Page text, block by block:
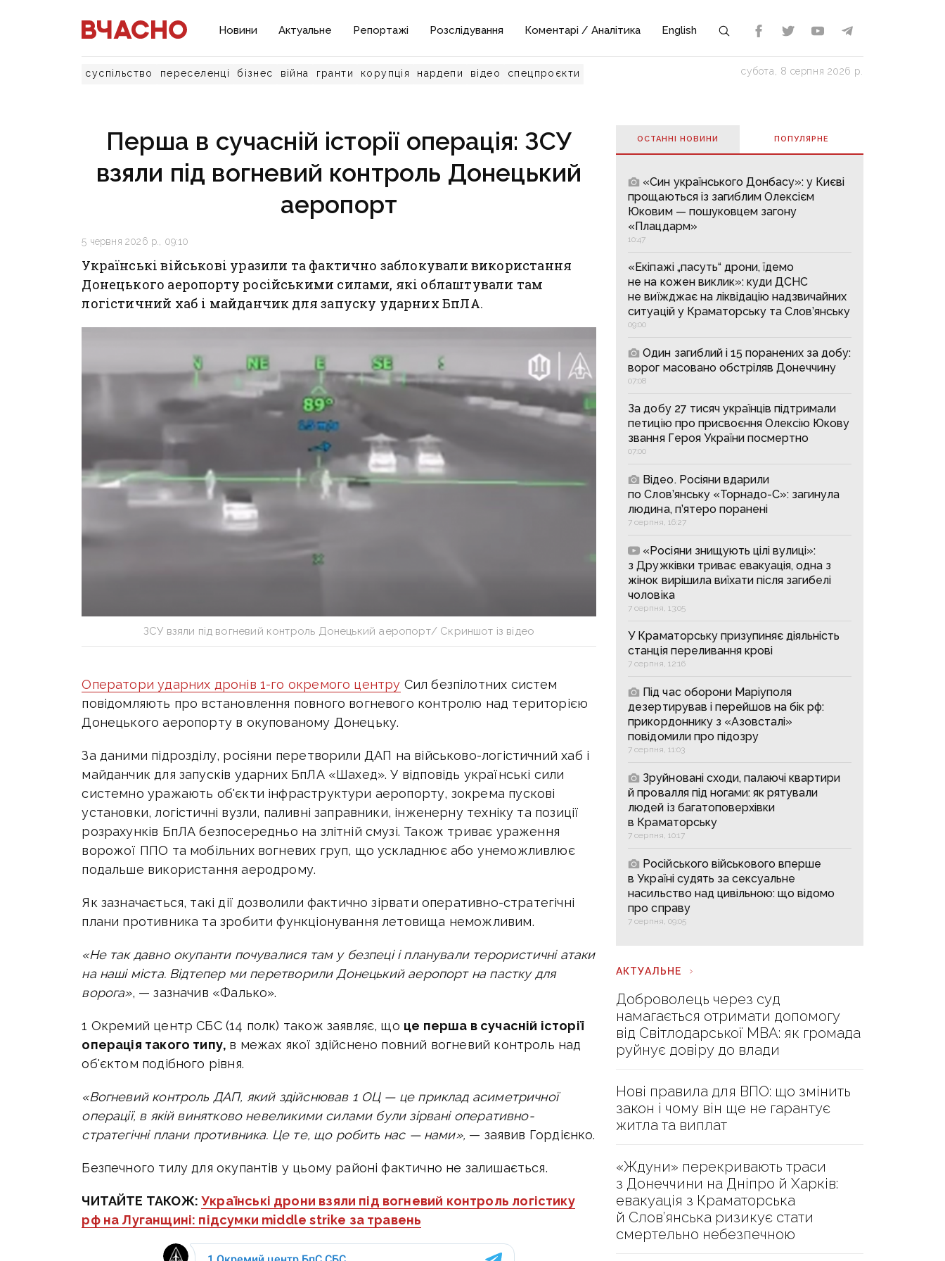
Новини Актуальне Репортажі Розслідування Коментарі / Аналітика English
суспільство переселенці бізнес війна гранти корупція нардепи відео спецпроєкти субота, 8 серпня 2026 р.
Перша в сучасній історії операція: ЗСУ
взяли під вогневий контроль Донецький
аеропорт
5 червня 2026 р., 09:10
Українські військові уразили та фактично заблокували використання
Донецького аеропорту російськими силами, які облаштували там
логістичний хаб і майданчик для запуску ударних БпЛА.
ЗСУ взяли під вогневий контроль Донецький аеропорт/ Скриншот із відео
Оператори ударних дронів 1-го окремого центру Сил безпілотних систем
повідомляють про встановлення повного вогневого контролю над територією
Донецького аеропорту в окупованому Донецьку.
За даними підрозділу, росіяни перетворили ДАП на військово-логістичний хаб і
майданчик для запусків ударних БпЛА «Шахед». У відповідь українські сили
системно уражають об'єкти інфраструктури аеропорту, зокрема пускові
установки, логістичні вузли, паливні заправники, інженерну техніку та позиції
розрахунків БпЛА безпосередньо на злітній смузі. Також триває ураження
ворожої ППО та мобільних вогневих груп, що ускладнює або унеможливлює
подальше використання аеродрому.
Як зазначається, такі дії дозволили фактично зірвати оперативно-стратегічні
плани противника та зробити функціонування летовища неможливим.
«Не так давно окупанти почувалися там у безпеці і планували терористичні атаки
на наші міста. Відтепер ми перетворили Донецький аеропорт на пастку для
ворога», — зазначив «Фалько».
1 Окремий центр СБС (14 полк) також заявляє, що це перша в сучасній історії
операція такого типу, в межах якої здійснено повний вогневий контроль над
об'єктом подібного рівня.
«Вогневий контроль ДАП, який здійснював 1 ОЦ — це приклад асиметричної
операції, в якій винятково невеликими силами були зірвані оперативно-
стратегічні плани противника. Це те, що робить нас — нами», — заявив Гордієнко.
Безпечного тилу для окупантів у цьому районі фактично не залишається.
ЧИТАЙТЕ ТАКОЖ:Українські дрони взяли під вогневий контроль логістику
рф на Луганщині: підсумки middle strike за травень
ОСТАННІ НОВИНИ ПОПУЛЯРНE
«Син українського Донбасу»: у Києві
прощаються із загиблим Олексієм
Юковим — пошуковцем загону
«Плацдарм»
10:47
«Екіпажі „пасуть“ дрони, їдемо
не на кожен виклик»: куди ДСНС
не виїжджає на ліквідацію надзвичайних
ситуацій у Краматорську та Слов’янську
09:00
Один загиблий і 15 поранених за добу:
ворог масовано обстріляв Донеччину
07:08
За добу 27 тисяч українців підтримали
петицію про присвоєння Олексію Юкову
звання Героя України посмертно
07:00
Відео. Росіяни вдарили
по Слов’янську «Торнадо-С»: загинула
людина, п’ятеро поранені
7 серпня, 16:27
«Росіяни знищують цілі вулиці»:
з Дружківки триває евакуація, одна з
жінок вирішила виїхати після загибелі
чоловіка
7 серпня, 13:05
У Краматорську призупиняє діяльність
станція переливання крові
7 серпня, 12:16
Під час оборони Маріуполя
дезертирував і перейшов на бік рф:
прикордоннику з «Азовсталі»
повідомили про підозру
7 серпня, 11:03
Зруйновані сходи, палаючі квартири
й провалля під ногами: як рятували
людей із багатоповерхівки
в Краматорську
7 серпня, 10:17
Російського військового вперше
в Україні судять за сексуальне
насильство над цивільною: що відомо
про справу
7 серпня, 09:05
АКТУАЛЬНЕ
Доброволець через суд
намагається отримати допомогу
від Світлодарської МВА: як громада
руйнує довіру до влади
Нові правила для ВПО: що змінить
закон і чому він ще не гарантує
житла та виплат
«Ждуни» перекривають траси
з Донеччини на Дніпро й Харків:
евакуація з Краматорська
й Слов’янська ризикує стати
смертельно небезпечною